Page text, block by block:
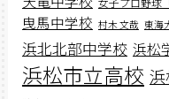
曳馬中学校 村木 文哉 東海
浜北北部中学校 浜松
浜松市立高校